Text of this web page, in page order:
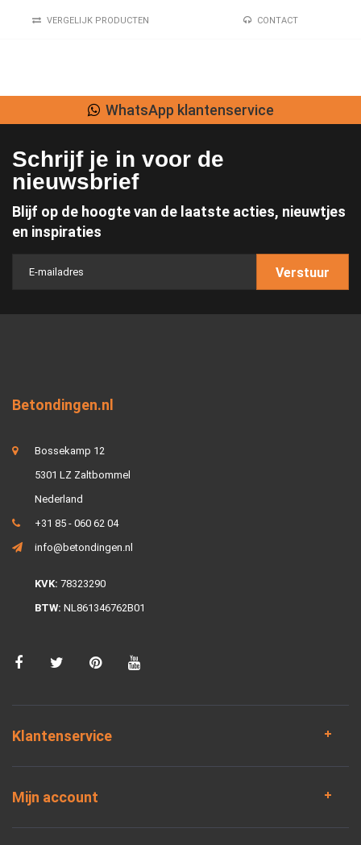
VERGELIJK PRODUCTEN CONTACT
WhatsApp klantenservice
Schrijf je in voor de
nieuwsbrief
Blijf op de hoogte van de laatste acties, nieuwtjes
en inspiraties
Verstuur
Betondingen.nl
Bossekamp 12
5301 LZ Zaltbommel
Nederland
+31 85 - 060 62 04
info@betondingen.nl
KVK: 78323290
BTW: NL861346762B01
Klantenservice
Mijn account